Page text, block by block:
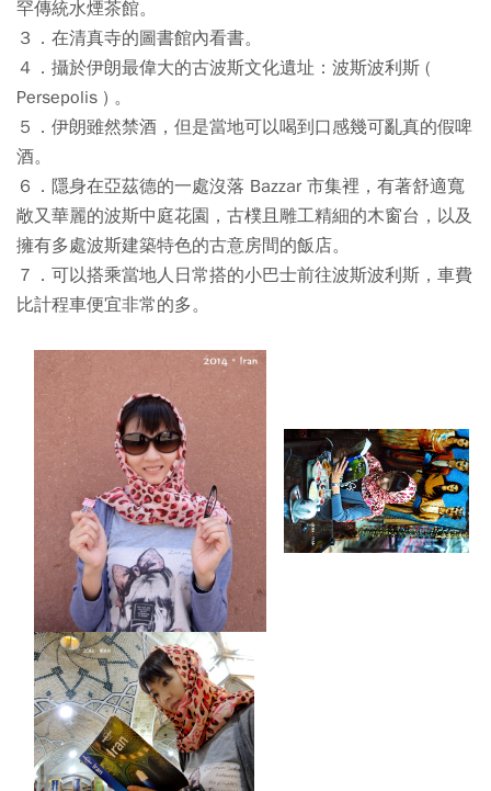
罕傳統水煙茶館。
３．在清真寺的圖書館內看書。
４．攝於伊朗最偉大的古波斯文化遺址：波斯波利斯 (
Persepolis ) 。
５．伊朗雖然禁酒，但是當地可以喝到口感幾可亂真的假啤
酒。
６．隱身在亞茲德的一處沒落 Bazzar 市集裡，有著舒適寬
敞又華麗的波斯中庭花園，古樸且雕工精細的木窗台，以及
擁有多處波斯建築特色的古意房間的飯店。
７．可以搭乘當地人日常搭的小巴士前往波斯波利斯，車費
比計程車便宜非常的多。